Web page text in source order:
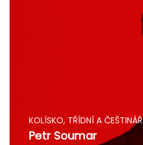
KOLÍSKO, TŘÍDNÍ A ČEŠTINÁŘ
Petr Soumar